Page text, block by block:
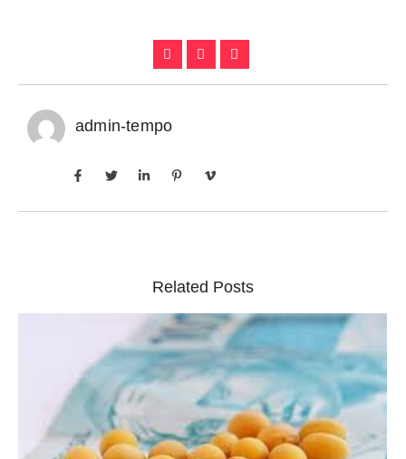
admin-tempo
Related Posts